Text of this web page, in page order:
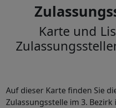
Karte und
Auf dieser Karte finden Sie
Zulassungsstelle im 3.